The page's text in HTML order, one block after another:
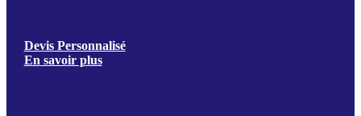
Devis Personnalisé
En savoir plus